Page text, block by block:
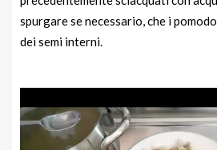
spurgare se necessario, che i
dei semi interni.